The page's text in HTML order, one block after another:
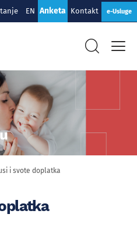
EN Anketa Kontakt e-Usluge
i svote doplatka